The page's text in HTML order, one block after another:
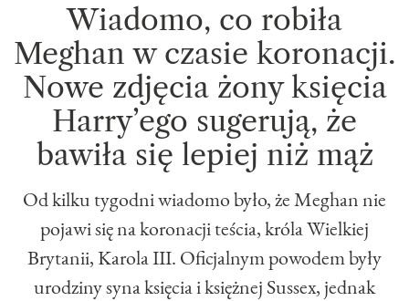
Wiadomo, co robiła
Meghan w czasie koronacji.
Nowe zdjęcia żony księcia
Harry’ego sugerują, że
bawiła się lepiej niż mąż
Od kilku tygodni wiadomo było, że Meghan nie
pojawi się na koronacji teścia, króla Wielkiej
Brytanii, Karola III. Oficjalnym powodem były
urodziny syna księcia i księżnej Sussex, jednak